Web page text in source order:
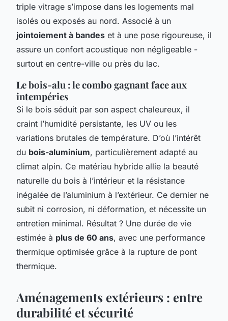
triple vitrage s’impose dans les logements mal
isolés ou exposés au nord. Associé à un
jointoiement à bandes et à une pose rigoureuse, il
assure un confort acoustique non négligeable -
surtout en centre-ville ou près du lac.
Le bois-alu : le combo gagnant face aux
intempéries
Si le bois séduit par son aspect chaleureux, il
craint l’humidité persistante, les UV ou les
variations brutales de température. D’où l’intérêt
du bois-aluminium, particulièrement adapté au
climat alpin. Ce matériau hybride allie la beauté
naturelle du bois à l’intérieur et la résistance
inégalée de l’aluminium à l’extérieur. Ce dernier ne
subit ni corrosion, ni déformation, et nécessite un
entretien minimal. Résultat ? Une durée de vie
estimée à plus de 60 ans, avec une performance
thermique optimisée grâce à la rupture de pont
thermique.
Aménagements extérieurs : entre
durabilité et sécurité